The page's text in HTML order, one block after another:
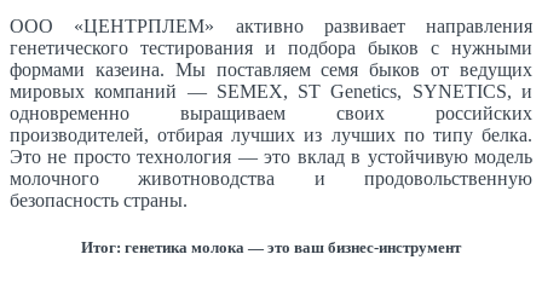
ООО «ЦЕНТРПЛЕМ» активно развивает направления
генетического тестирования и подбора быков с нужными
формами казеина. Мы поставляем семя быков от ведущих
мировых компаний — SEMEX, ST Genetics, SYNETICS, и
одновременно выращиваем своих российских
производителей, отбирая лучших из лучших по типу белка.
Это не просто технология — это вклад в устойчивую модель
молочного животноводства и продовольственную
безопасность страны.
Итог: генетика молока — это ваш бизнес-инструмент